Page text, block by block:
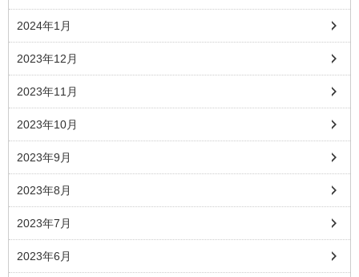
2024年1月
2023年12月
2023年11月
2023年10月
2023年9月
2023年8月
2023年7月
2023年6月